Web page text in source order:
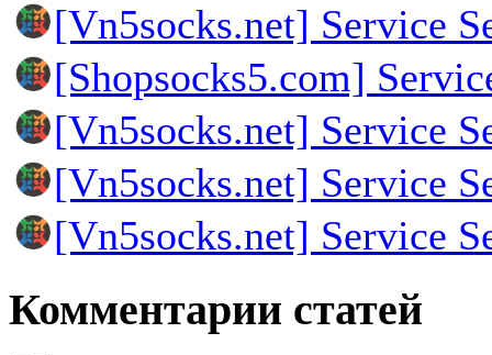
[Vn5socks.net] Service
[Shopsocks5.com]
[Vn5socks.net] Service
[Vn5socks.net] Service
[Vn5socks.net] Service
Комментарии статей